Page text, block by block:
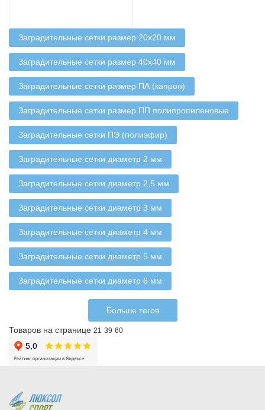
Заградительные сетки размер 20х20 мм
Заградительные сетки размер 40х40 мм
Заградительные сетки размер ПА (капрон)
Заградительные сетки размер ПП полипропиленовые
Заградительные сетки ПЭ (полиэфир)
Заградительные сетки диаметр 2 мм
Заградительные сетки диаметр 2,5 мм
Заградительные сетки диаметр 3 мм
Заградительные сетки диаметр 4 мм
Заградительные сетки диаметр 5 мм
Заградительные сетки диаметр 6 мм
Больше тегов
Товаров на странице 21 39 60